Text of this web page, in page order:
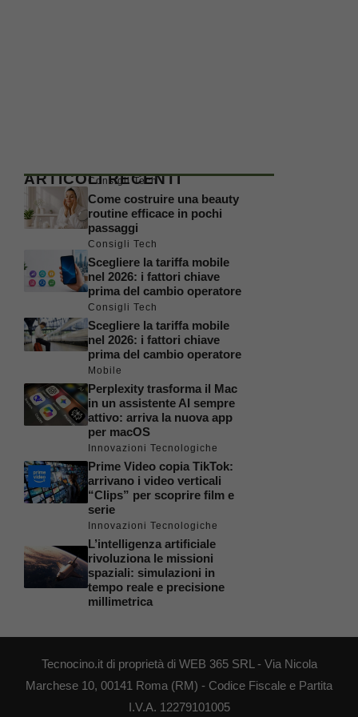
ARTICOLI RECENTI
Consigli Tech
Come costruire una beauty
routine efficace in pochi
passaggi
Consigli Tech
Scegliere la tariffa mobile
nel 2026: i fattori chiave
prima del cambio operatore
Consigli Tech
Scegliere la tariffa mobile
nel 2026: i fattori chiave
prima del cambio operatore
Mobile
Perplexity trasforma il Mac
in un assistente AI sempre
attivo: arriva la nuova app
per macOS
Innovazioni Tecnologiche
Prime Video copia TikTok:
arrivano i video verticali
“Clips” per scoprire film e
serie
Innovazioni Tecnologiche
L’intelligenza artificiale
rivoluziona le missioni
spaziali: simulazioni in
tempo reale e precisione
millimetrica
Tecnocino.it di proprietà di WEB 365 SRL - Via Nicola
Marchese 10, 00141 Roma (RM) - Codice Fiscale e Partita
I.V.A. 12279101005